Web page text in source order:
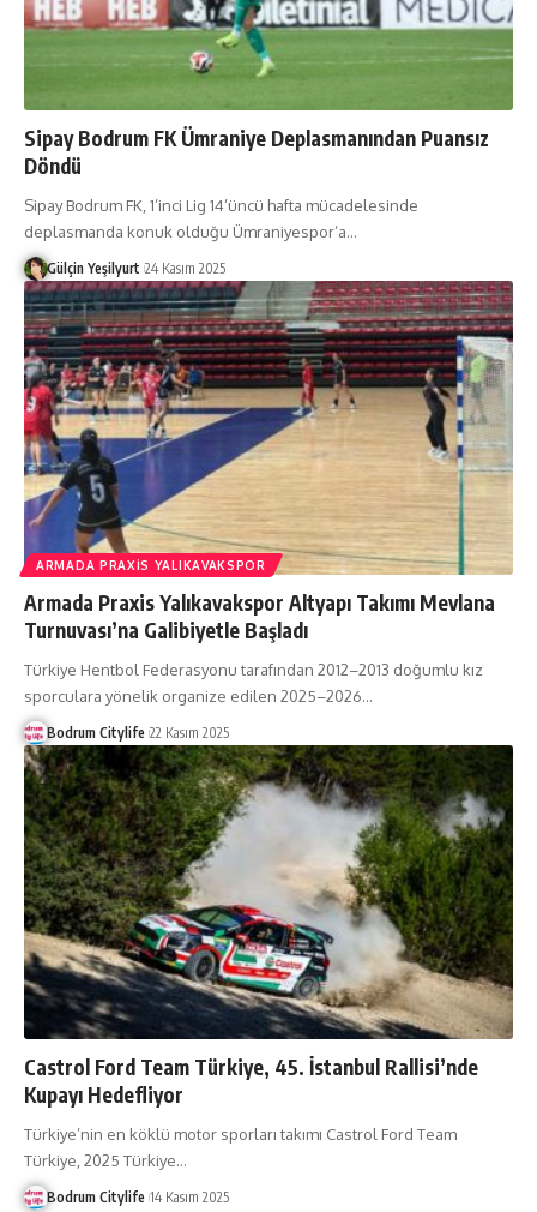
Sipay Bodrum FK Ümraniye Deplasmanından Puansız
Döndü
Sipay Bodrum FK, 1’inci Lig 14’üncü hafta mücadelesinde
deplasmanda konuk olduğu Ümraniyespor’a…
Gülçin Yeşilyurt 24 Kasım 2025
ARMADA PRAXIS YALIKAVAKSPOR
Armada Praxis Yalıkavakspor Altyapı Takımı Mevlana
Turnuvası’na Galibiyetle Başladı
Türkiye Hentbol Federasyonu tarafından 2012–2013 doğumlu kız
sporculara yönelik organize edilen 2025–2026…
Bodrum Citylife 22 Kasım 2025
Castrol Ford Team Türkiye, 45. İstanbul Rallisi’nde
Kupayı Hedefliyor
Türkiye’nin en köklü motor sporları takımı Castrol Ford Team
Türkiye, 2025 Türkiye…
Bodrum Citylife 14 Kasım 2025